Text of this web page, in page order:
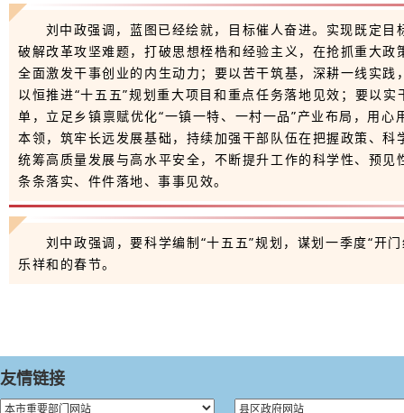
刘中政强调，蓝图已经绘就，目标催人奋进。实现既定
破解改革攻坚难题，打破思想桎梏和经验主义，在抢抓重大
全面激发干事创业的内生动力；要以苦干筑基，深耕一线实
以恒推进“十五五”规划重大项目和重点任务落地见效；要以
单，立足乡镇禀赋优化“一镇一特、一村一品”产业布局，用
本领，筑牢长远发展基础，持续加强干部队伍在把握政策、
统筹高质量发展与高水平安全，不断提升工作的科学性、预
条条落实、件件落地、事事见效。
刘中政强调，要科学编制“十五五”规划，谋划一季度“开
乐祥和的春节。
友情链接